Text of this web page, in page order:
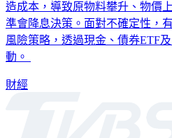
造成本，導致原物料攀升、物價
準會降息決策。面對不確定性，
風險策略，透過現金、債券ETF
動。
財經